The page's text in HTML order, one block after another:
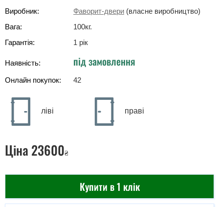
Виробник:
Фаворит-двери (власне виробництво)
Вага:
100кг.
Гарантія:
1 рік
Наявність: під замовлення
Онлайн покупок: 42
ліві праві
Ціна 23600₴
Купити в 1 клік